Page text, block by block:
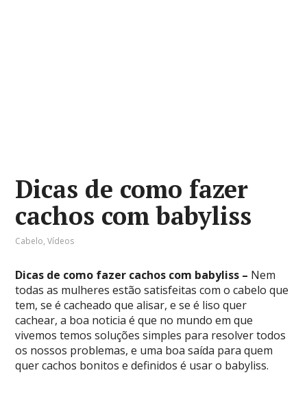
Dicas de como fazer
cachos com babyliss
Cabelo,Vídeos
Dicas de como fazer cachos com babyliss – Nem
todas as mulheres estão satisfeitas com o cabelo que
tem, se é cacheado que alisar, e se é liso quer
cachear, a boa noticia é que no mundo em que
vivemos temos soluções simples para resolver todos
os nossos problemas, e uma boa saída para quem
quer cachos bonitos e definidos é usar o babyliss.